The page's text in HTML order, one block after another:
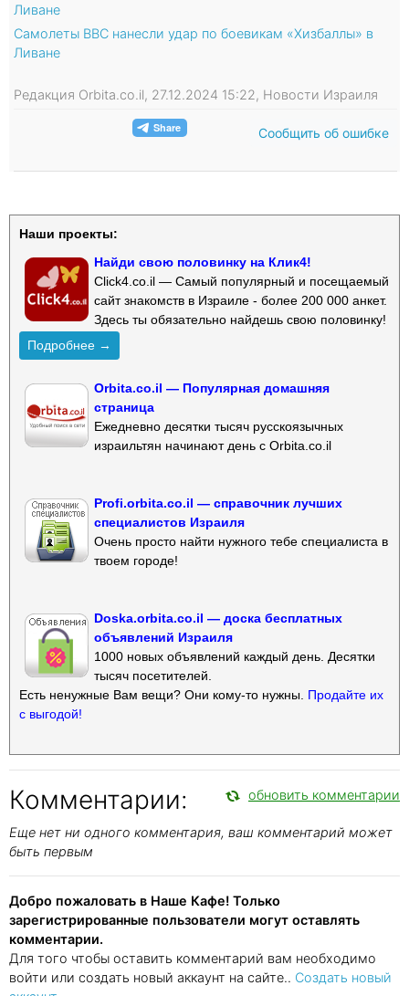
Ливане
Самолеты ВВС нанесли удар по боевикам «Хизбаллы» в
Ливане
Редакция Orbita.co.il, 27.12.2024 15:22, Новости Израиля
Сообщить об ошибке
Наши проекты:
Найди свою половинку на Клик4!
Click4.co.il — Самый популярный и посещаемый
сайт знакомств в Израиле - более 200 000 анкет.
Здесь ты обязательно найдешь свою половинку!
Подробнее →
Orbita.co.il — Популярная домашняя
страница
Ежедневно десятки тысяч русскоязычных
израильтян начинают день с Orbita.co.il
Profi.orbita.co.il — справочник лучших
специалистов Израиля
Очень просто найти нужного тебе специалиста в
твоем городе!
Doska.orbita.co.il — доска бесплатных
объявлений Израиля
1000 новых объявлений каждый день. Десятки
тысяч посетителей.
Есть ненужные Вам вещи? Они кому-то нужны. Продайте их
с выгодой!
Комментарии: обновить комментарии
Еще нет ни одного комментария, ваш комментарий может
быть первым
Добро пожаловать в Наше Кафе! Только
зарегистрированные пользователи могут оставлять
комментарии.
Для того чтобы оставить комментарий вам необходимо
войти или создать новый аккаунт на сайте.. Создать новый